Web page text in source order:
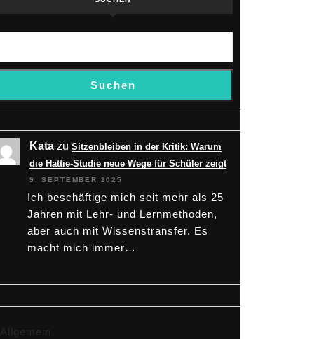
Suchen
Kata zu Sitzenbleiben in der Kritik: Warum
die Hattie-Studie neue Wege für Schüler zeigt
9. SEPTEMBER 2025
Ich beschäftige mich seit mehr als 25
Jahren mit Lehr- und Lernmethoden,
aber auch mit Wissenstransfer. Es
macht mich immer…
Allgemein